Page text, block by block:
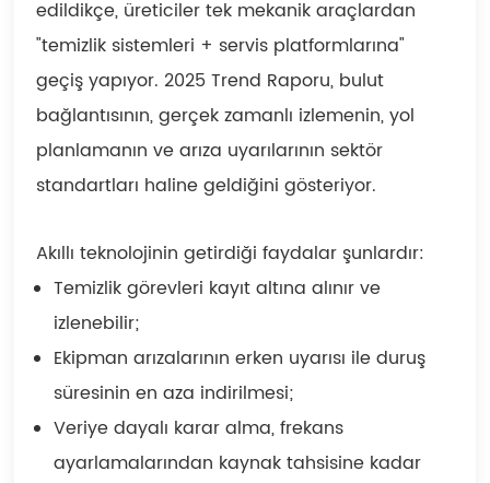
edildikçe, üreticiler tek mekanik araçlardan
"temizlik sistemleri + servis platformlarına"
geçiş yapıyor. 2025 Trend Raporu, bulut
bağlantısının, gerçek zamanlı izlemenin, yol
planlamanın ve arıza uyarılarının sektör
standartları haline geldiğini gösteriyor.
Akıllı teknolojinin getirdiği faydalar şunlardır:
Temizlik görevleri kayıt altına alınır ve
izlenebilir;
Ekipman arızalarının erken uyarısı ile duruş
süresinin en aza indirilmesi;
Veriye dayalı karar alma, frekans
ayarlamalarından kaynak tahsisine kadar